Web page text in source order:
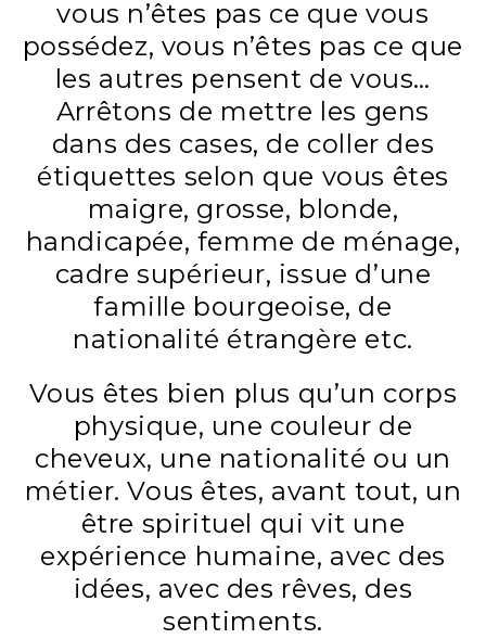
vous n’êtes pas ce que vous
possédez, vous n’êtes pas ce que
les autres pensent de vous…
Arrêtons de mettre les gens
dans des cases, de coller des
étiquettes selon que vous êtes
maigre, grosse, blonde,
handicapée, femme de ménage,
cadre supérieur, issue d’une
famille bourgeoise, de
nationalité étrangère etc.
Vous êtes bien plus qu’un corps
physique, une couleur de
cheveux, une nationalité ou un
métier. Vous êtes, avant tout, un
être spirituel qui vit une
expérience humaine, avec des
idées, avec des rêves, des
sentiments.